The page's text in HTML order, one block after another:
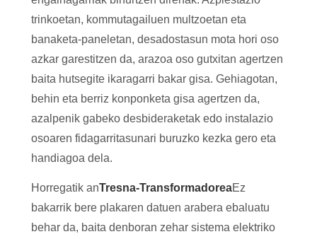
trinkoetan, kommutagailuen multzoetan eta
banaketa-paneletan, desadostasun mota hori oso
azkar garestitzen da, arazoa oso gutxitan agertzen
baita hutsegite ikaragarri bakar gisa. Gehiagotan,
behin eta berriz konponketa gisa agertzen da,
azalpenik gabeko desbideraketak edo instalazio
osoaren fidagarritasunari buruzko kezka gero eta
handiagoa dela.
Horregatik anTresna-TransformadoreaEz
bakarrik bere plakaren datuen arabera ebaluatu
behar da, baita denboran zehar sistema elektriko